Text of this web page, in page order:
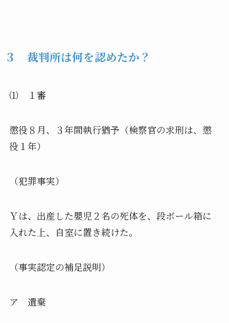
３ 裁判所は何を認めたか？
⑴ １審
懲役８月、３年間執行猶予（検察官の求刑は、懲
役１年）
（犯罪事実）
Ｙは、出産した嬰児２名の死体を、段ボール箱に
入れた上、
自室に置き続けた。
（事実認定の補足説明）
ア 遺棄